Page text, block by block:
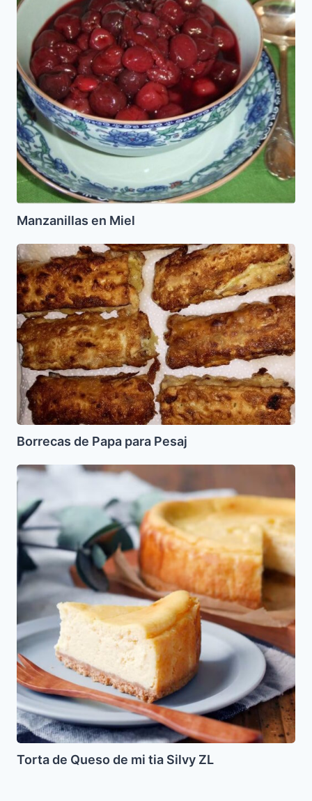
Manzanillas en Miel
Borrecas
de
Papa
para
Pesaj
Borrecas de Papa para Pesaj
Torta
de
Queso
de
mi
tia
Silvy
ZL
Torta de Queso de mi tia Silvy ZL